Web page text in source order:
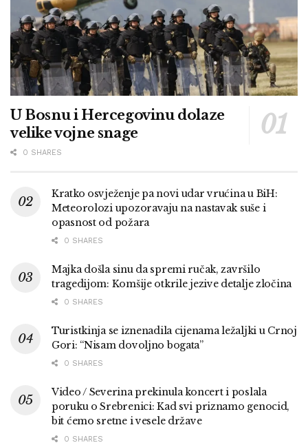
U Bosnu i Hercegovinu dolaze
velike vojne snage
0 SHARES
Kratko osvježenje pa novi udar vrućina u BiH:
Meteorolozi upozoravaju na nastavak suše i
opasnost od požara
0 SHARES
Majka došla sinu da spremi ručak, završilo
tragedijom: Komšije otkrile jezive detalje zločina
0 SHARES
Turistkinja se iznenadila cijenama ležaljki u Crnoj
Gori: “Nisam dovoljno bogata”
0 SHARES
Video / Severina prekinula koncert i poslala
poruku o Srebrenici: Kad svi priznamo genocid,
bit ćemo sretne i vesele države
0 SHARES